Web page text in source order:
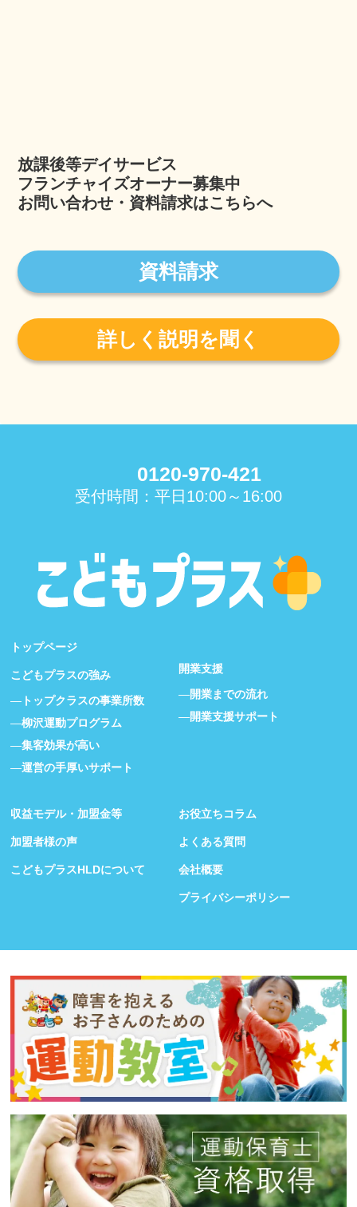
放課後等デイサービス
フランチャイズオーナー募集中
お問い合わせ・資料請求はこちらへ
資料請求
詳しく説明を聞く
0120-970-421
受付時間：平日10:00～16:00
トップページ
こどもプラスの強み
トップクラスの事業所数
柳沢運動プログラム
集客効果が高い
運営の手厚いサポート
開業支援
開業までの流れ
開業支援サポート
収益モデル・加盟金等
加盟者様の声
こどもプラスHLDについて
お役立ちコラム
よくある質問
会社概要
プライバシーポリシー